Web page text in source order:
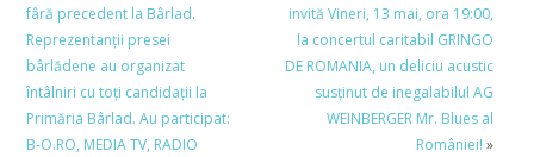
fâră precedent la Bârlad.
Reprezentanţii presei
bârlădene au organizat
întâlniri cu toţi candidaţii la
Primăria Bârlad. Au participat:
B-O.RO, MEDIA TV, RADIO
invită Vineri, 13 mai, ora 19:00,
la concertul caritabil GRINGO
DE ROMANIA, un deliciu acustic
susţinut de inegalabilul AG
WEINBERGER Mr. Blues al
României! »